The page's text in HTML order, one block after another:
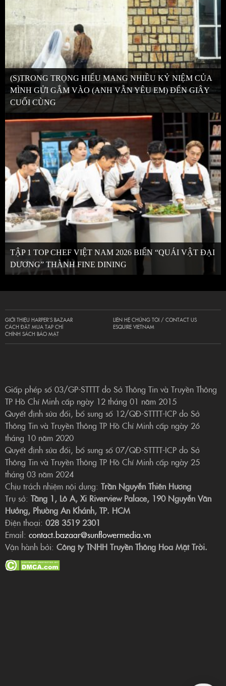
(S)TRONG TRỌNG HIẾU MANG NHIỀU KỶ NIỆM CỦA
MÌNH GỬI GẮM VÀO (ANH VẪN YÊU EM) ĐẾN GIÂY
CUỐI CÙNG
TẬP 1 TOP CHEF VIỆT NAM 2026 BIẾN “QUÁI VẬT ĐẠI
DƯƠNG” THÀNH FINE DINING
GIỚI THIỆU HARPER’S BAZAAR
CÁCH ĐẶT MUA TẠP CHÍ
CHÍNH SÁCH BẢO MẬT
LIÊN HỆ CHÚNG TÔI / CONTACT US
ESQUIRE VIETNAM
Giấp phép số 03/GP-STTTT do Sở Thông Tin và Truyền Thông
TP Hồ Chí Minh cấp ngày 12 tháng 01 năm 2015
Quyết định sửa đổi, bổ sung số 12/QĐ-STTTT-ICP do Sở
Thông Tin và Truyền Thông TP Hồ Chí Minh cấp ngày 26
tháng 10 năm 2020
Quyết định sửa đổi, bổ sung số 07/QĐ-STTTT-ICP do Sở
Thông Tin và Truyền Thông TP Hồ Chí Minh cấp ngày 25
tháng 03 năm 2024
Chịu trách nhiệm nội dung: Trần Nguyễn Thiên Hương
Trụ sở: Tầng 1, Lô A, Xi Riverview Palace, 190 Nguyễn Văn
Hưởng, Phường An Khánh, TP. HCM
Điện thoại: 028 3519 2301
Email: contact.bazaar@sunflowermedia.vn
Vận hành bởi: Công ty TNHH Truyền Thông Hoa Mặt Trời.